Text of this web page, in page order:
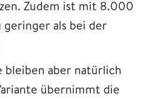
Zudem ist mit 8.000
geringer als bei der
aber natürlich
übernimmt die